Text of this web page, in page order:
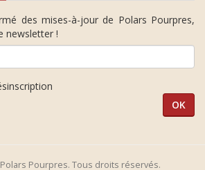
des mises-à-jour de Polars Pourpres,
newsletter !
Pourpres. Tous droits réservés.